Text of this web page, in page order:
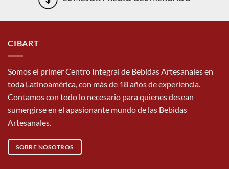
CIBART
Somos el primer Centro Integral de Bebidas Artesanales en
toda Latinoamérica, con más de 18 años de experiencia.
Contamos con todo lo necesario para quienes desean
sumergirse en el apasionante mundo de las Bebidas
Artesanales.
SOBRE NOSOTROS